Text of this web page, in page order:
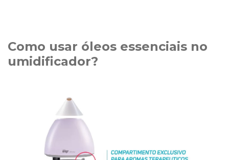
Como usar óleos essenciais no
umidificador?